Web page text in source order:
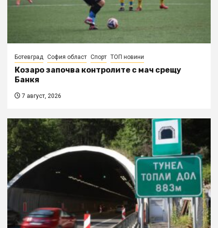
Ботевград София област Спорт ТОП новини
Козаро започва контролите с мач срещу
Банкя
7 август, 2026